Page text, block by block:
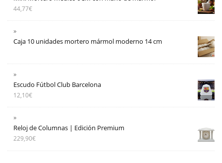
44,77€
Caja 10 unidades mortero mármol moderno 14 cm
Escudo Fútbol Club Barcelona
12,10€
Reloj de Columnas | Edición Premium
229,90€